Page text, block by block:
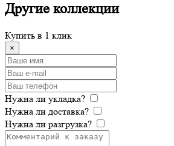
Другие коллекции
Купить в 1 клик
×
Нужна ли укладка?
Нужна ли доставка?
Нужна ли разгрузка?